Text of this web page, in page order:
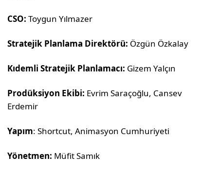
CSO:Toygun Yılmazer
Stratejik Planlama Direktörü: Özgün Özkalay
Kıdemli Stratejik Planlamacı: Gizem Yalçın
Prodüksiyon Ekibi: Evrim Saraçoğlu, Cansev
Erdemir
Yapım: Shortcut, Animasyon Cumhuriyeti
Yönetmen: Müfit Samık